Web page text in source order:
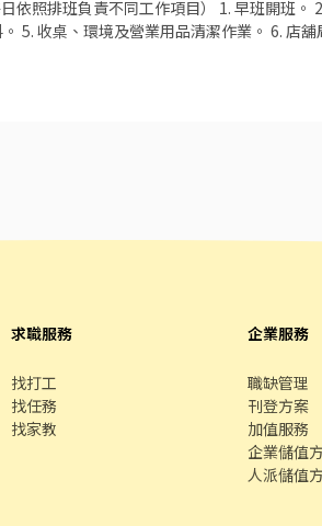
5. 收桌、環境及營業用品清潔作業。 6. 店
求職服務
找打工
找任務
找家教
企業服務
職缺管理
刊登方案
加值服務
企業儲值
人派儲值